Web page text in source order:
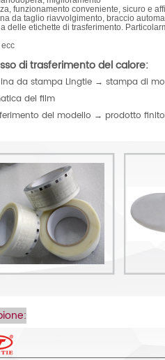
funzionamento conveniente, sicuro e
da taglio riavvolgimento, braccio
delle etichette di trasferimento.
di trasferimento del calore:
da stampa Lingtie → stampa di
del film
del modello → prodotto